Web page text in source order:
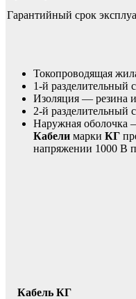
Гарантийный срок
Токопроводящая
1-й разделительный
Изоляция — резина
2-й разделительный
Наружная оболочка
Кабели марки КГ
напряжении 1000 В
Кабель КГ